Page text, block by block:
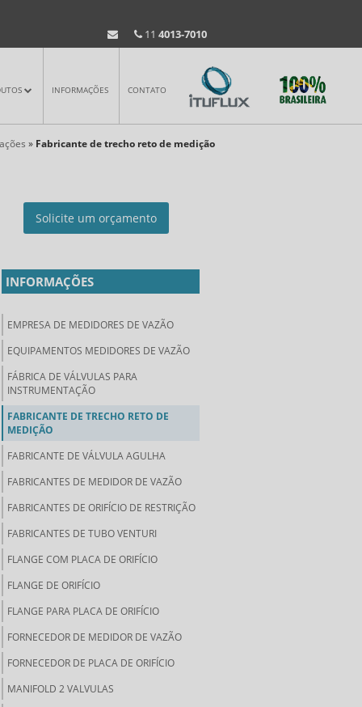
11 4013-7010
INFORMAÇÕES CONTATO
» Fabricante de trecho reto de medição
Solicite um orçamento
INFORMAÇÕES
EMPRESA DE MEDIDORES DE VAZÃO
EQUIPAMENTOS MEDIDORES DE VAZÃO
FÁBRICA DE VÁLVULAS PARA
INSTRUMENTAÇÃO
FABRICANTE DE TRECHO RETO DE
MEDIÇÃO
FABRICANTE DE VÁLVULA AGULHA
FABRICANTES DE MEDIDOR DE VAZÃO
FABRICANTES DE ORIFÍCIO DE RESTRIÇÃO
FABRICANTES DE TUBO VENTURI
FLANGE COM PLACA DE ORIFÍCIO
FLANGE DE ORIFÍCIO
FLANGE PARA PLACA DE ORIFÍCIO
FORNECEDOR DE MEDIDOR DE VAZÃO
FORNECEDOR DE PLACA DE ORIFÍCIO
MANIFOLD 2 VALVULAS